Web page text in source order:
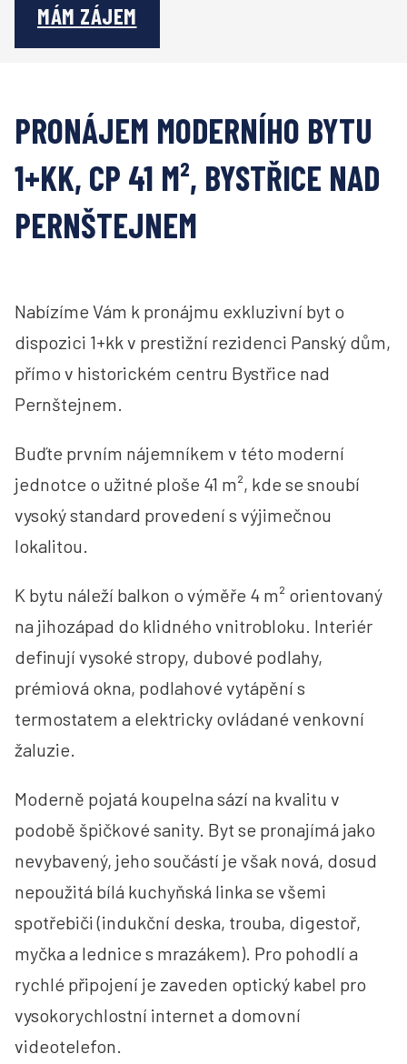
MÁM ZÁJEM
PRONÁJEM MODERNÍHO BYTU
1+KK, CP 41 M², BYSTŘICE NAD
PERNŠTEJNEM
Nabízíme Vám k pronájmu exkluzivní byt o
dispozici 1+kk v prestižní rezidenci Panský dům,
přímo v historickém centru Bystřice nad
Pernštejnem.
Buďte prvním nájemníkem v této moderní
jednotce o užitné ploše 41 m², kde se snoubí
vysoký standard provedení s výjimečnou
lokalitou.
K bytu náleží balkon o výměře 4 m² orientovaný
na jihozápad do klidného vnitrobloku. Interiér
definují vysoké stropy, dubové podlahy,
prémiová okna, podlahové vytápění s
termostatem a elektricky ovládané venkovní
žaluzie.
Moderně pojatá koupelna sází na kvalitu v
podobě špičkové sanity. Byt se pronajímá jako
nevybavený, jeho součástí je však nová, dosud
nepoužitá bílá kuchyňská linka se všemi
spotřebiči (indukční deska, trouba, digestoř,
myčka a lednice s mrazákem). Pro pohodlí a
rychlé připojení je zaveden optický kabel pro
vysokorychlostní internet a domovní
videotelefon.